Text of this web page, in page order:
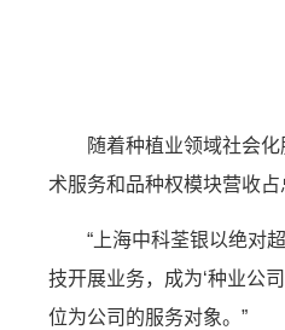
随着种植业领域社会
术服务和品种权模块营收
“上海中科荃银以绝对
技开展业务，成为‘种业公
位为公司的服务对象。”